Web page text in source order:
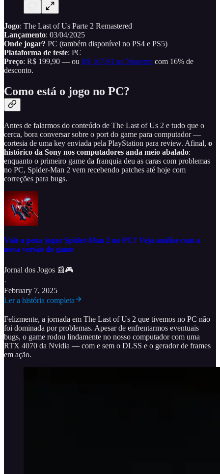
Jogo: The Last of Us Parte 2 Remastered
Lançamento: 03/04/2025
Onde jogar? PC (também disponível no PS4 e PS5)
Plataforma de teste: PC
Preço: R$ 199,90 — ou R$ 167,91 na Nuuvem com 16% de
desconto.
Como está o jogo no PC?
Antes de falarmos do conteúdo de The Last of Us 2 e tudo que o
cerca, bora conversar sobre o port do game para computador —
cortesia de uma key enviada pela PlayStation para review. Afinal, o
histórico da Sony nos computadores anda meio abalado:
enquanto o primeiro game da franquia deu as caras com problemas
no PC, Spider-Man 2 vem recebendo patches até hoje com
correções para bugs.
Vale a pena jogar Spider-Man 2 no PC? Veja análise com a
nova versão do game
Jornal dos Jogos 📰🎮
·
February 7, 2025
Ler a história completa
Felizmente, a jornada em The Last of Us 2 que tivemos no PC não
foi dominada por problemas. Apesar de enfrentarmos eventuais
bugs, o game rodou lindamente no nosso computador com uma
RTX 4070 da Nvidia — com e sem o DLSS e o gerador de frames
em ação.